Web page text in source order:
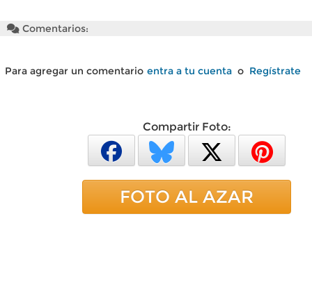
Comentarios:
Para agregar un comentario entra a tu cuenta o Regístrate
Compartir Foto:
FOTO AL AZAR